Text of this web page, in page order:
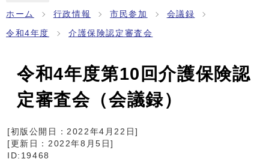
ホーム 行政情報 市民参加 会議録
令和4年度 介護保険認定審査会
令和4年度第10回介護保険認
定審査会（会議録）
[初版公開日：2022年4月22日]
[更新日： 2022年8月5日]
ID:19468